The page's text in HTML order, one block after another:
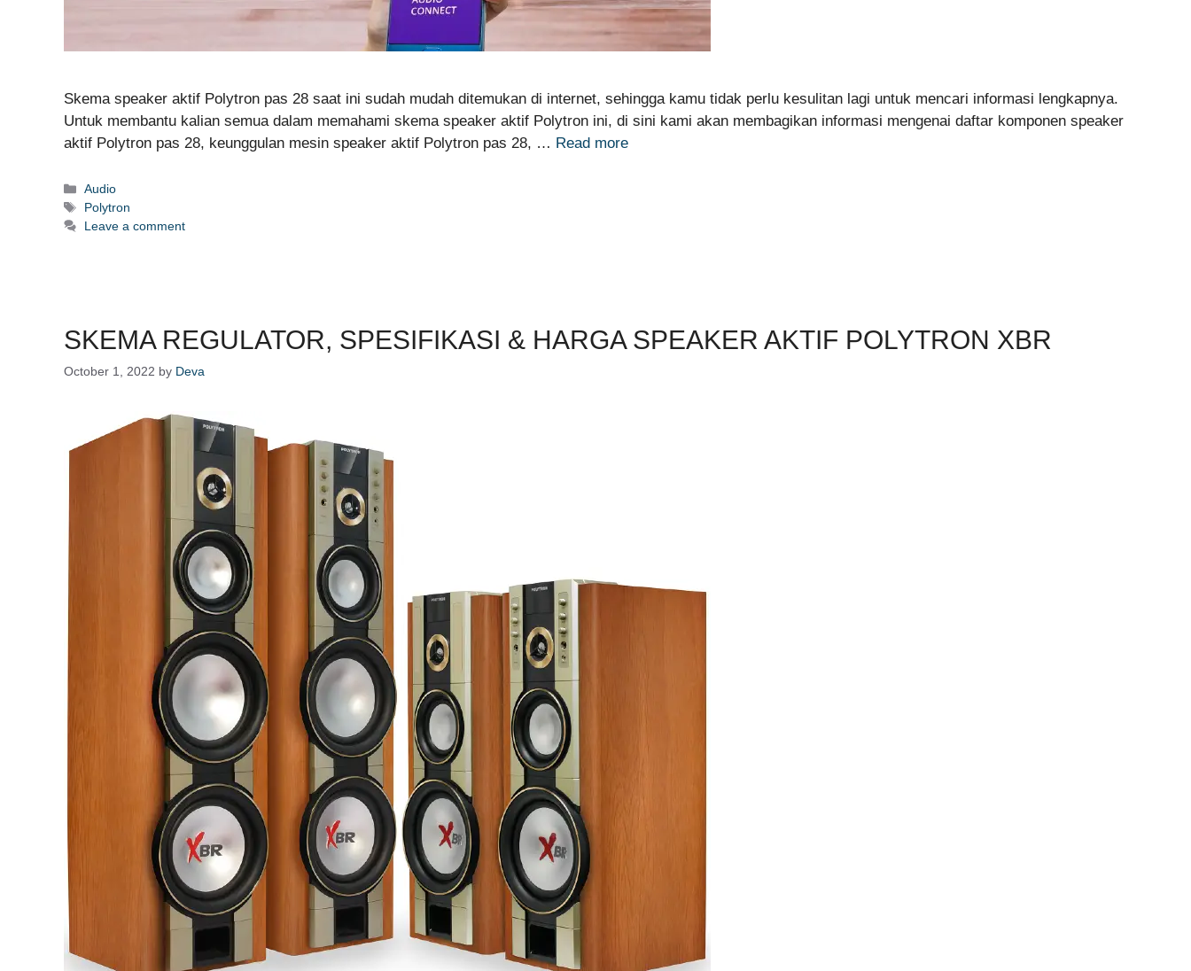
Skema speaker aktif Polytron pas 28 saat ini sudah mudah ditemukan di internet, sehingga kamu tidak perlu kesulitan lagi untuk mencari informasi lengkapnya.
Untuk membantu kalian semua dalam memahami skema speaker aktif Polytron ini, di sini kami akan membagikan informasi mengenai daftar komponen speaker
aktif Polytron pas 28, keunggulan mesin speaker aktif Polytron pas 28, … Read more
Categories
Audio
Tags
Polytron
Leave a comment
SKEMA REGULATOR, SPESIFIKASI & HARGA SPEAKER AKTIF POLYTRON XBR
October 1, 2022 by Deva